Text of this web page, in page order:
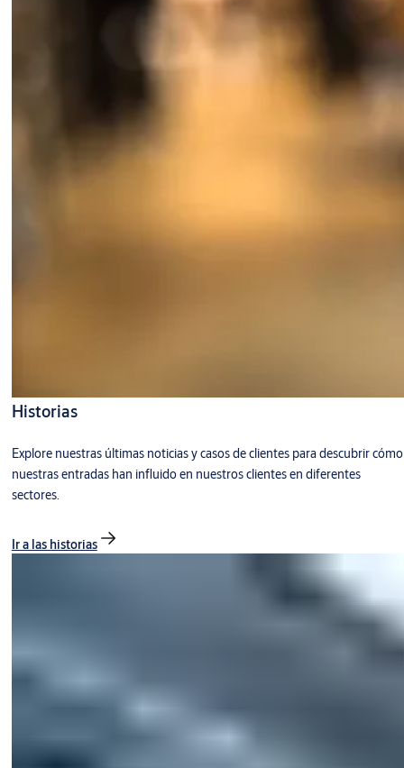
Historias
Explore nuestras últimas noticias y casos de clientes para descubrir cómo
nuestras entradas han influido en nuestros clientes en diferentes
sectores.
Ir a las historias